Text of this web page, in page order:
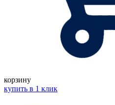
корзину
купить в 1 клик